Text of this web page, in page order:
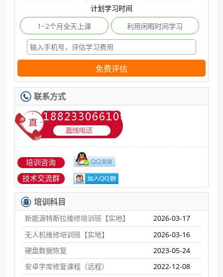
计划学习时间
1~2个月全天上课
利用闲暇时间学习
免费评估
联系方式
培训咨询
技术交流群
培训科目
新能源特斯拉维修培训班【实地】
2026-03-17
无人机维修培训班【实地】
2026-03-16
硬盘数据恢复
2023-05-24
安卓字库修复课程（远程）
2022-12-08